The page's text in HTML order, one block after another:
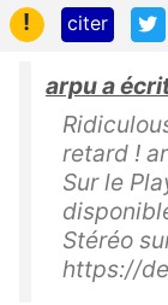
!
citer
arpu a
retard !
Sur le
Stéréo
https://